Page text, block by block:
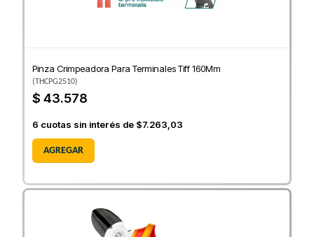
Pinza Crimpeadora Para Terminales Tiff 160Mm
( THCPG2510)
$ 43.578
6 cuotas sin interés de $7.263,03
AGREGAR